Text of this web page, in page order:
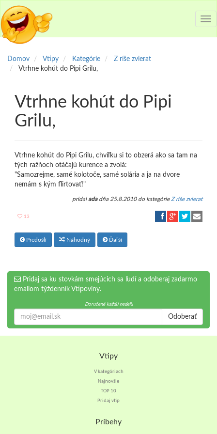
Domov Vtipy Kategórie
Z ríše zvierat
Vtrhne kohút do Pipi Grilu,
Vtrhne kohút do Pipi
Grilu,
Vtrhne kohút do Pipi Grilu, chvíľku si to obzerá ako sa tam na
tých ražňoch otáčajú kurence a zvolá:
"Samozrejme, samé kolotoče, samé solária a ja na dvore
nemám s kým flirtovať!"
pridaladadňa 25.8.2010 do kategórie Z ríše zvierat
13
Predošlí Náhodný Ďaľší
Pridaj sa ku stovkám smejúcich sa ľudí a odoberaj zadarmo
emailom týždenník Vtipoviny.
Doručené každú nedeľu
Odoberať
Vtipy
V kategóriach
Najnovšie
TOP 10
Pridaj vtip
Príbehy